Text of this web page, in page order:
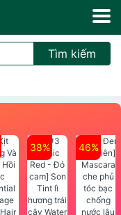
Tìm kiếm
38% 46%